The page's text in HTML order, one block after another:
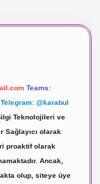
Teams:
Telegram: @karabul
Teknolojileri ve
Sağlayıcı olarak
proaktif olarak
Ancak,
olup, siteye üye